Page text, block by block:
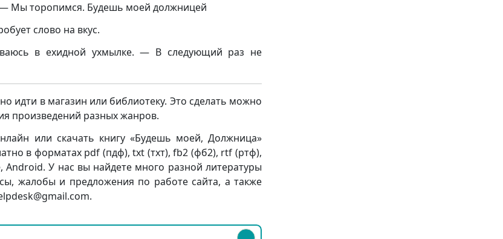
Мы торопимся. Будешь моей должницей
слово на вкус.
в ехидной ухмылке. — В следующий раз не
идти в магазин или библиотеку. Это сделать можно
произведений разных жанров.
или скачать книгу «Будешь моей, Должница»
в форматах pdf (пдф), txt (тхт), fb2 (фб2), rtf (ртф),
У нас вы найдете много разной литературы
жалобы и предложения по работе сайта, а также